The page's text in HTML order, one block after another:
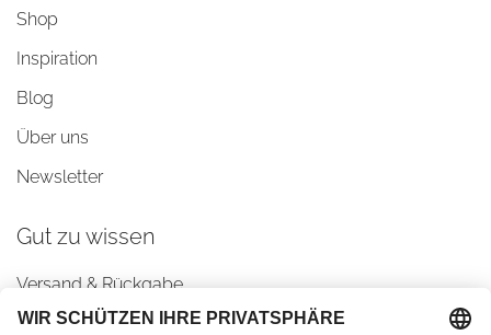
Shop
Inspiration
Blog
Über uns
Newsletter
Gut zu wissen
Versand & Rückgabe
AGBs